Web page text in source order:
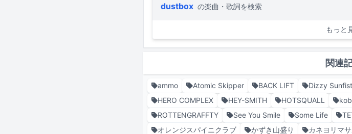
dustbox の楽曲・歌詞を検索
もっと
関連
ammo Atomic Skipper BACK LIFT Dizzy Sunfist
HERO COMPLEX
HEY-SMITH HOTSQUALL
ROTTENGRAFFTY
See You Smile Some Life
オレンジスパイニクラブ
かずき山盛り カネヨリマ